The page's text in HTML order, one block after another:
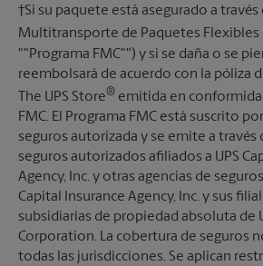
†Si su paquete está asegurado a
Multitransporte de Paquetes Flexibles
""Programa FMC"") y si se daña o se
reembolsará de acuerdo con la póliza
The UPS Store® emitida en
FMC. El Programa FMC está suscrito
seguros autorizada y se emite a
seguros autorizados afiliados a UPS
Agency, Inc. y otras agencias de
Capital Insurance Agency, Inc. y sus
subsidiarias de propiedad absoluta de
Corporation. La cobertura de seguros
todas las jurisdicciones. Se aplican